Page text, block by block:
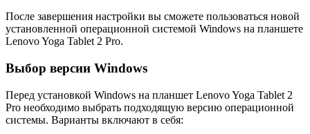
После завершения настройки вы сможете пользоваться новой
установленной операционной системой Windows на планшете
Lenovo Yoga Tablet 2 Pro.
Выбор версии Windows
Перед установкой Windows на планшет Lenovo Yoga Tablet 2
Pro необходимо выбрать подходящую версию операционной
системы. Варианты включают в себя: